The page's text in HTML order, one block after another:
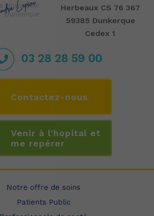
Herbeaux CS 76 367
59385 Dunkerque
Cedex 1
03 28 28 59 00
Contactez-nous
Venir à l'hopital et
me repérer
Notre offre de soins
Patients Public